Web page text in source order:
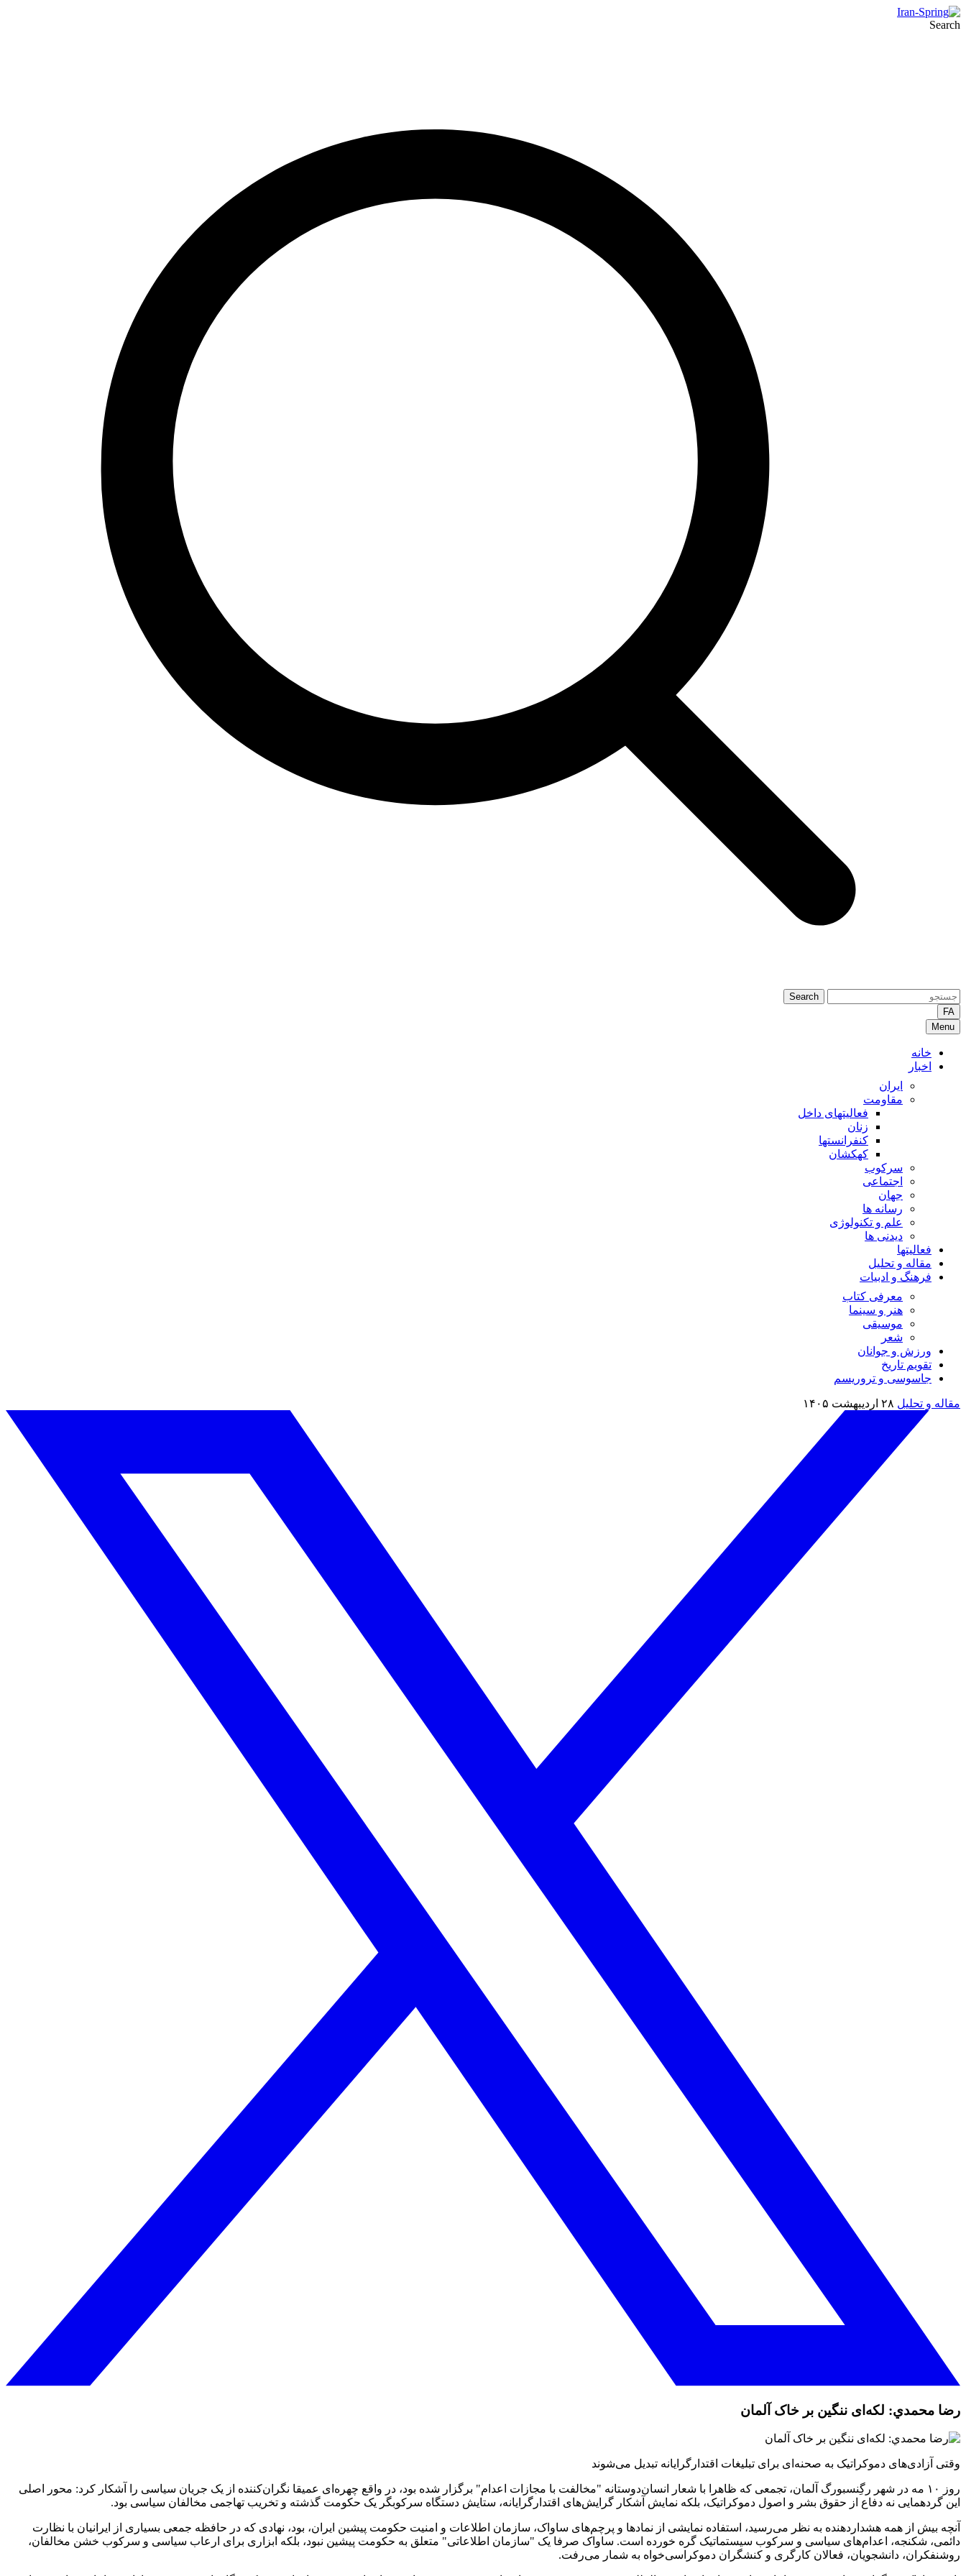
Search
Search
FA
Menu
خانه
اخبار
ایران
مقاومت
فعالیتهای داخل
زنان
کنفرانستها
کهکشان
سرکوب
اجتماعی
جهان
رسانه ها
علم و تکنولوژی
دیدنی ها
فعالیتها
مقاله و تحلیل
فرهنگ و ادبیات
معرفی کتاب
هنر و سینما
موسیقی
شعر
ورزش و جوانان
تقویم تاريخ
جاسوسی و تروریسم
مقاله و تحلیل ۲۸ اردیبهشت ۱۴۰۵
رضا محمدي: لکه‌ای ننگین بر خاک آلمان
وقتی آزادی‌های دموکراتیک به صحنه‌ای برای تبلیغات اقتدارگرایانه تبدیل می‌شوند
روز ۱۰ مه در شهر رگِنسبورگ آلمان، تجمعی که ظاهرا با شعار انسان‌دوستانه "مخالفت با مجازات اعدام" برگزار شده بود، در واقع چهره‌ای عمیقا نگران‌کننده از یک جریان سیاسی را آشکار کرد: محور اصلی
این گردهمایی نه دفاع از حقوق بشر و اصول دموکراتیک، بلکه نمایش آشکار گرایش‌های اقتدارگرایانه، ستایش دستگاه سرکوبگر یک حکومت گذشته و تخریب تهاجمی مخالفان سیاسی بود.
آنچه بیش از همه هشداردهنده به نظر می‌رسید، استفاده نمایشی از نمادها و پرچم‌های ساواک، سازمان اطلاعات و امنیت حکومت پیشین ایران، بود، نهادی که در حافظه جمعی بسیاری از ایرانیان با نظارت
دائمی، شکنجه، اعدام‌های سیاسی و سرکوب سیستماتیک گره خورده است. ساواک صرفا یک "سازمان اطلاعاتی" متعلق به حکومت پیشین نبود، بلکه ابزاری برای ارعاب سیاسی و سرکوب خشن مخالفان،
روشنفکران، دانشجویان، فعالان کارگری و کنشگران دموکراسی‌خواه به شمار می‌رفت.